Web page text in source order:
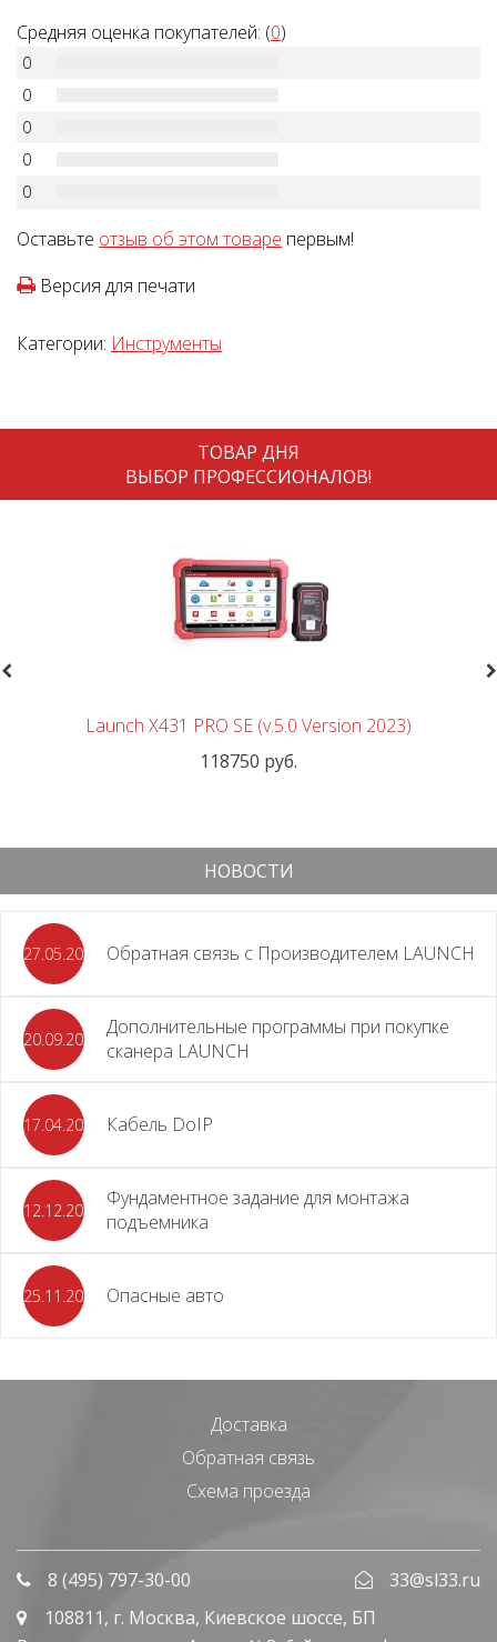
Средняя оценка покупателей: (0)
0
0
0
0
0
Оставьте отзыв об этом товаре первым!
Версия для печати
Категории: Инструменты
ТОВАР ДНЯ
ВЫБОР ПРОФЕССИОНАЛОВ!
Launch X431 PRO SE (v.5.0 Version 2023)
118750 руб.
НОВОСТИ
27.05.2026 Обратная связь с Производителем LAUNCH
20.09.2025
Дополнительные программы при покупке
сканера LAUNCH
17.04.2024 Кабель DoIP
12.12.2023
Фундаментное задание для монтажа
подъемника
25.11.2023 Опасные авто
Доставка
Обратная связь
Схема проезда
8 (495) 797-30-00
33@sl33.ru
108811, г. Москва, Киевское шоссе, БП